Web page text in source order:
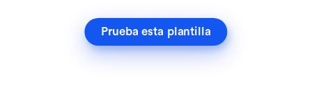
Prueba esta plantilla